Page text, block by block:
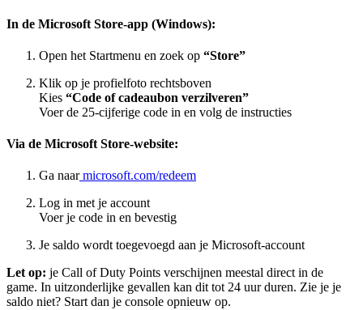
In de Microsoft Store-app (Windows):
Open het Startmenu en zoek op “Store”
Klik op je profielfoto rechtsboven
Kies “Code of cadeaubon verzilveren”
Voer de 25-cijferige code in en volg de instructies
Via de Microsoft Store-website:
Ga naar microsoft.com/redeem
Log in met je account
Voer je code in en bevestig
Je saldo wordt toegevoegd aan je Microsoft-account
Let op: je Call of Duty Points verschijnen meestal direct in de
game. In uitzonderlijke gevallen kan dit tot 24 uur duren. Zie je je
saldo niet? Start dan je console opnieuw op.